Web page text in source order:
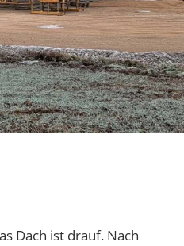
Dach ist drauf. Nach